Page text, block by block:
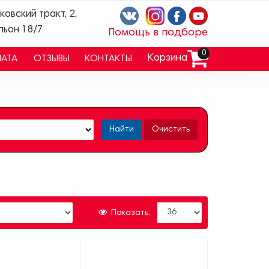
Помощь в подборе
тракт, 2,
18/7
ОТЗЫВЫ КОНТАКТЫ Корзина 0
Найти Очистить
Показать: